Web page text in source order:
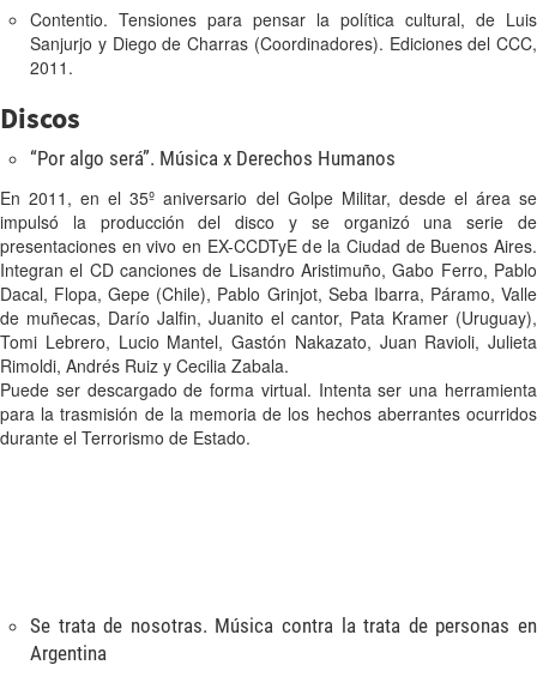
Contentio. Tensiones para pensar la política cultural, de Luis
Sanjurjo y Diego de Charras (Coordinadores). Ediciones del CCC,
2011.
Discos
“Por algo será”. Música x Derechos Humanos
En 2011, en el 35º aniversario del Golpe Militar, desde el área se
impulsó la producción del disco y se organizó una serie de
presentaciones en vivo en EX-CCDTyE de la Ciudad de Buenos Aires.
Integran el CD canciones de Lisandro Aristimuño, Gabo Ferro, Pablo
Dacal, Flopa, Gepe (Chile), Pablo Grinjot, Seba Ibarra, Páramo, Valle
de muñecas, Darío Jalfin, Juanito el cantor, Pata Kramer (Uruguay),
Tomi Lebrero, Lucio Mantel, Gastón Nakazato, Juan Ravioli, Julieta
Rimoldi, Andrés Ruiz y Cecilia Zabala.
Puede ser descargado de forma virtual. Intenta ser una herramienta
para la trasmisión de la memoria de los hechos aberrantes ocurridos
durante el Terrorismo de Estado.
Se trata de nosotras. Música contra la trata de personas en
Argentina